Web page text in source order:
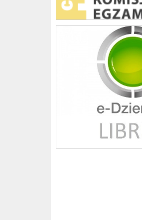
Librus szkoła